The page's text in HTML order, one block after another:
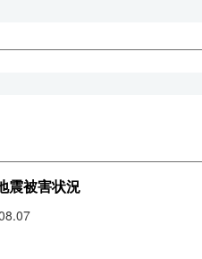
震被害状況